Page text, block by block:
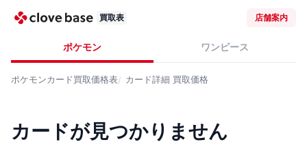
買取表 店舗案内
ポケモン ワンピース
ポケモンカード買取価格表 カード詳細 買取価格
カードが見つかりません